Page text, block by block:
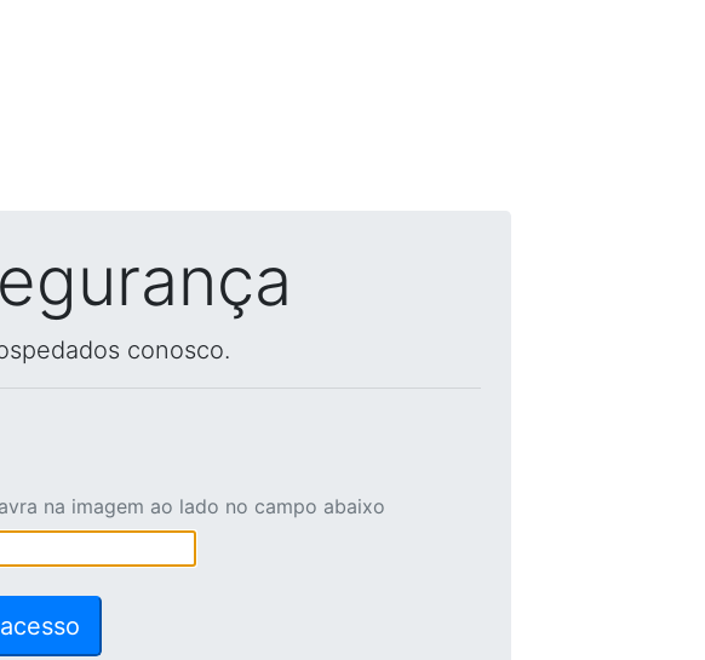
conosco.
na imagem ao lado no campo abaixo